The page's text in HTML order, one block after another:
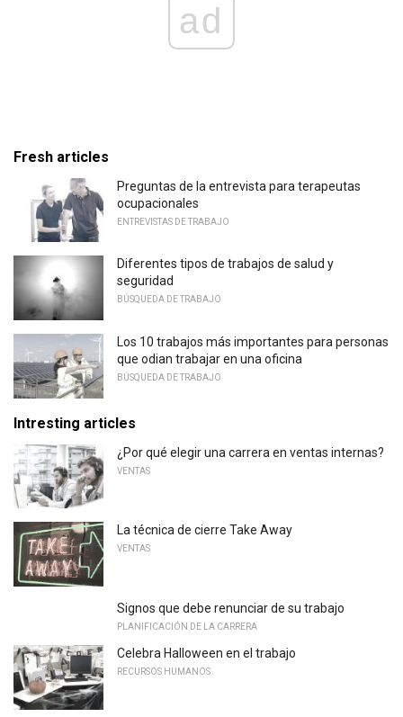
ad
Fresh articles
Preguntas de la entrevista para terapeutas
ocupacionales
ENTREVISTAS DE TRABAJO
Diferentes tipos de trabajos de salud y
seguridad
BÚSQUEDA DE TRABAJO
Los 10 trabajos más importantes para personas
que odian trabajar en una oficina
BÚSQUEDA DE TRABAJO
Intresting articles
¿Por qué elegir una carrera en ventas internas?
VENTAS
La técnica de cierre Take Away
VENTAS
Signos que debe renunciar de su trabajo
PLANIFICACIÓN DE LA CARRERA
Celebra Halloween en el trabajo
RECURSOS HUMANOS